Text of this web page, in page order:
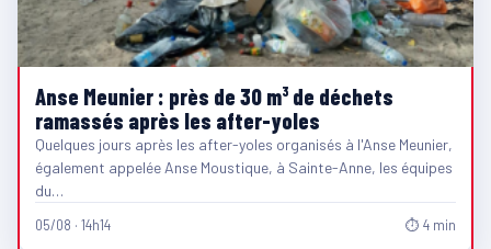
Anse Meunier : près de 30 m³ de déchets
ramassés après les after-yoles
Quelques jours après les after-yoles organisés à l'Anse Meunier,
également appelée Anse Moustique, à Sainte-Anne, les équipes
du…
05/08 · 14h14 ⏱ 4 min